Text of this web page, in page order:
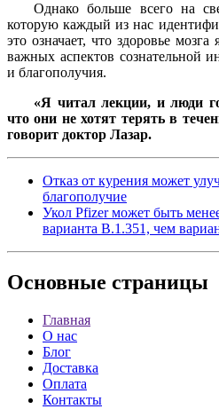
Однако больше всего на
которую каждый из нас
это означает, что здоровье
важных аспектов сознательной
и благополучия.
«Я читал лекции, и люди
что они не хотят терять в
говорит доктор Лазар.
Отказ от курения может
благополучие
Укол Pfizer может быть
варианта B.1.351, чем
Основные страницы
Главная
О нас
Блог
Доставка
Оплата
Контакты